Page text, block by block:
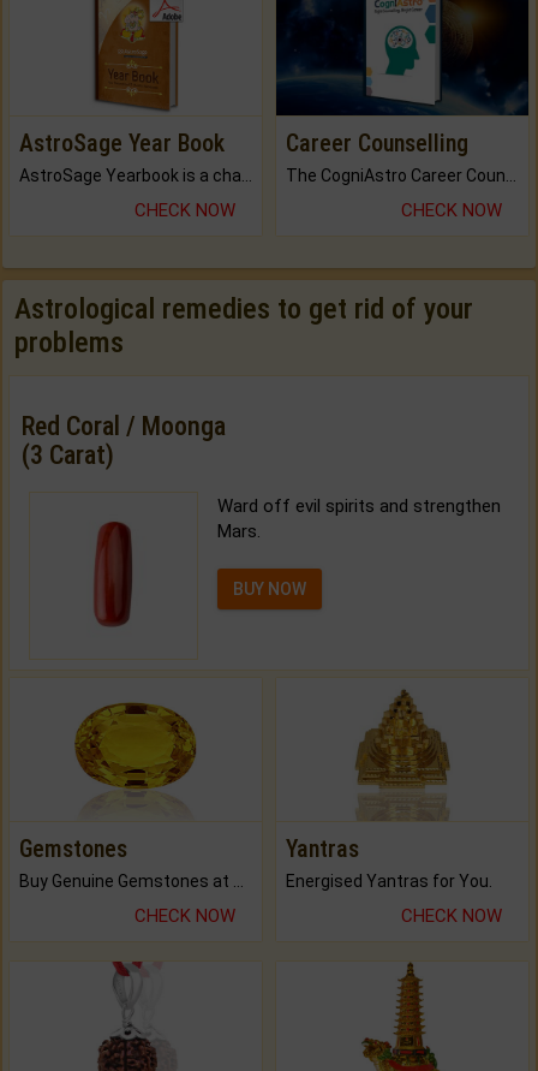
AstroSage Year Book
AstroSage Yearbook is a channel to fulfill your dreams and destiny.
CHECK NOW
Career Counselling
The CogniAstro Career Counselling Report is the most comprehensive report available on this topic.
CHECK NOW
Astrological remedies to get rid of your
problems
Red Coral / Moonga
(3 Carat)
Ward off evil spirits and strengthen
Mars.
BUY NOW
Gemstones
CHECK NOW
Yantras
Energised Yantras for You.
CHECK NOW